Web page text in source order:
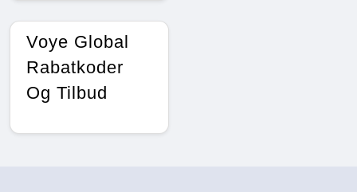
Voye Global
Rabatkoder
Og Tilbud